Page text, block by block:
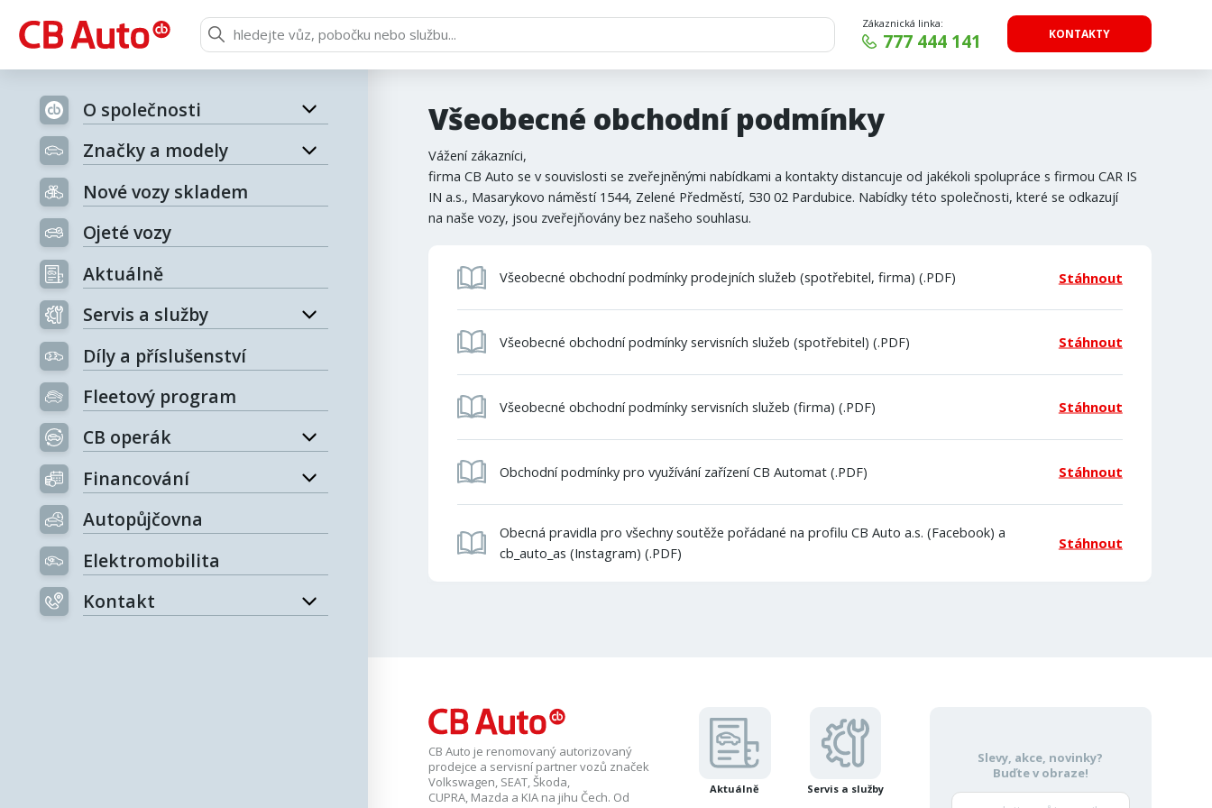
Zákaznická linka:
777 444 141 KONTAKTY
O společnosti
Značky a modely
Nové vozy skladem
Ojeté vozy
Aktuálně
Servis a služby
Díly a příslušenství
Fleetový program
CB operák
Financování
Autopůjčovna
Elektromobilita
Kontakt
Všeobecné obchodní podmínky
Vážení zákazníci,
firma CB Auto se v souvislosti se zveřejněnými nabídkami a kontakty distancuje od jakékoli spolupráce s firmou CAR IS
IN a.s., Masarykovo náměstí 1544, Zelené Předměstí, 530 02 Pardubice. Nabídky této společnosti, které se odkazují
na naše vozy, jsou zveřejňovány bez našeho souhlasu.
Všeobecné obchodní podmínky prodejních služeb (spotřebitel, firma) (.PDF) Stáhnout
Všeobecné obchodní podmínky servisních služeb (spotřebitel) (.PDF) Stáhnout
Všeobecné obchodní podmínky servisních služeb (firma) (.PDF) Stáhnout
Obchodní podmínky pro využívání zařízení CB Automat (.PDF) Stáhnout
Obecná pravidla pro všechny soutěže pořádané na profilu CB Auto a.s. (Facebook) a
cb_auto_as (Instagram) (.PDF)
Stáhnout
CB Auto je renomovaný autorizovaný
prodejce a servisní partner vozů značek
Volkswagen, SEAT, Škoda,
CUPRA, Mazda a KIA na jihu Čech. Od
Aktuálně Servis a služby
Slevy, akce, novinky?
Buďte v obraze!